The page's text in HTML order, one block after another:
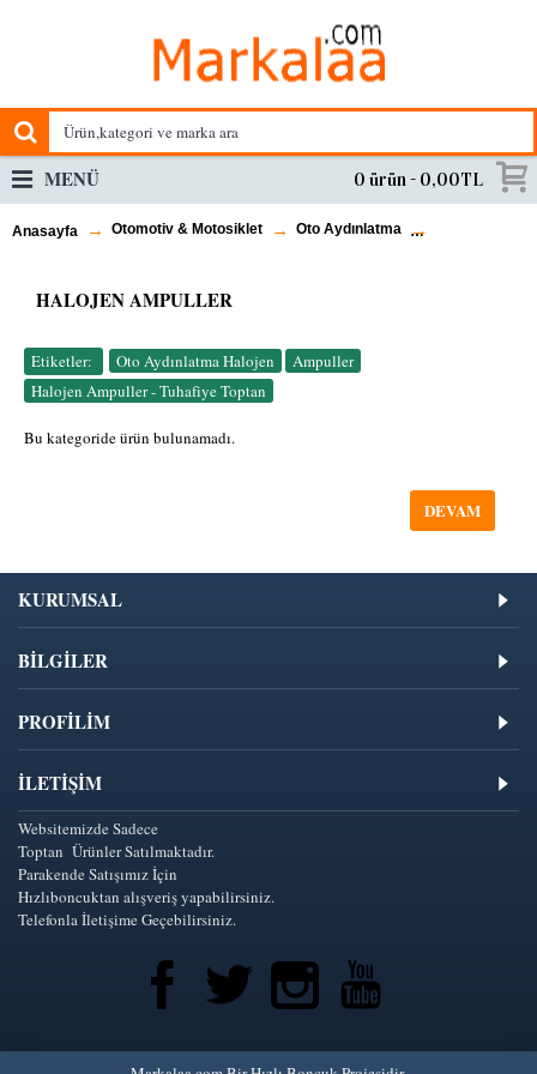
0 ürün - 0,00TL
MENÜ
Anasayfa Otomotiv & Motosiklet Oto Aydınlatma
HALOJEN AMPULLER
Etiketler: Oto Aydınlatma Halojen Ampuller
Halojen Ampuller - Tuhafiye Toptan
Bu kategoride ürün bulunamadı.
DEVAM
KURUMSAL
BİLGİLER
PROFİLİM
İLETIŞIM
Websitemizde Sadece
Toptan Ürünler Satılmaktadır.
Parakende Satışımız İçin
Hızlıboncuktan alışveriş yapabilirsiniz.
Telefonla İletişime Geçebilirsiniz.